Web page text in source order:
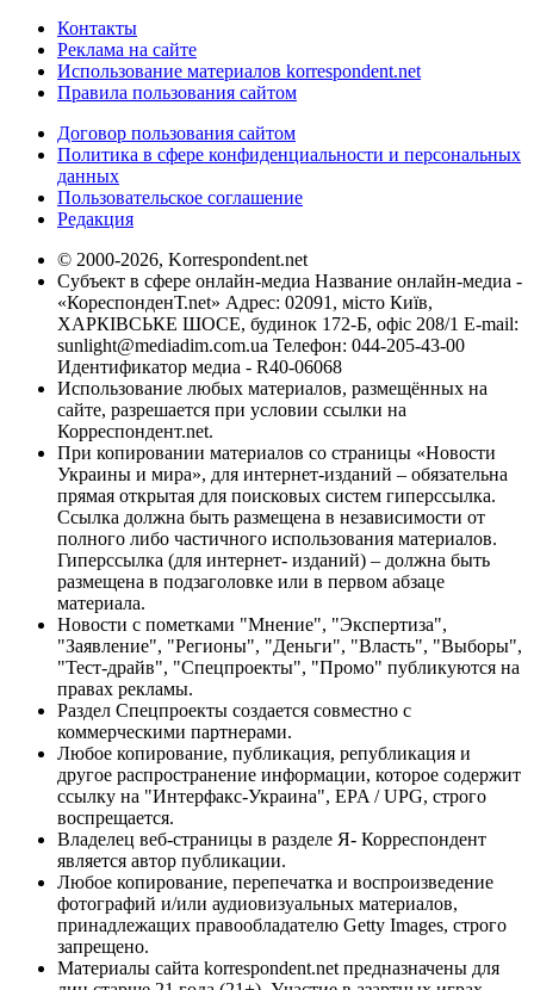
Контакты
Реклама на сайте
Использование материалов korrespondent.net
Правила пользования сайтом
Договор пользования сайтом
Политика в сфере конфиденциальности и персональных
данных
Пользовательское соглашение
Редакция
© 2000-2026, Korrespondent.net
Субъект в сфере онлайн-медиа Название онлайн-медиа -
«КореспонденТ.net» Адрес: 02091, місто Київ,
ХАРКІВСЬКЕ ШОСЕ, будинок 172-Б, офіс 208/1 E-mail:
sunlight@mediadim.com.ua Телефон: 044-205-43-00
Идентификатор медиа - R40-06068
Использование любых материалов, размещённых на
сайте, разрешается при условии ссылки на
Корреспондент.net.
При копировании материалов со страницы «Новости
Украины и мира», для интернет-изданий – обязательна
прямая открытая для поисковых систем гиперссылка.
Ссылка должна быть размещена в независимости от
полного либо частичного использования материалов.
Гиперссылка (для интернет- изданий) – должна быть
размещена в подзаголовке или в первом абзаце
материала.
Новости с пометками "Мнение", "Экспертиза",
"Заявление", "Регионы", "Деньги", "Власть", "Выборы",
"Тест-драйв", "Спецпроекты", "Промо" публикуются на
правах рекламы.
Раздел Спецпроекты создается совместно с
коммерческими партнерами.
Любое копирование, публикация, републикация и
другое распространение информации, которое содержит
ссылку на "Интерфакс-Украина", EPA / UPG, строго
воспрещается.
Владелец веб-страницы в разделе Я- Корреспондент
является автор публикации.
Любое копирование, перепечатка и воспроизведение
фотографий и/или аудиовизуальных материалов,
принадлежащих правообладателю Getty Images, строго
запрещено.
Материалы сайта korrespondent.net предназначены для